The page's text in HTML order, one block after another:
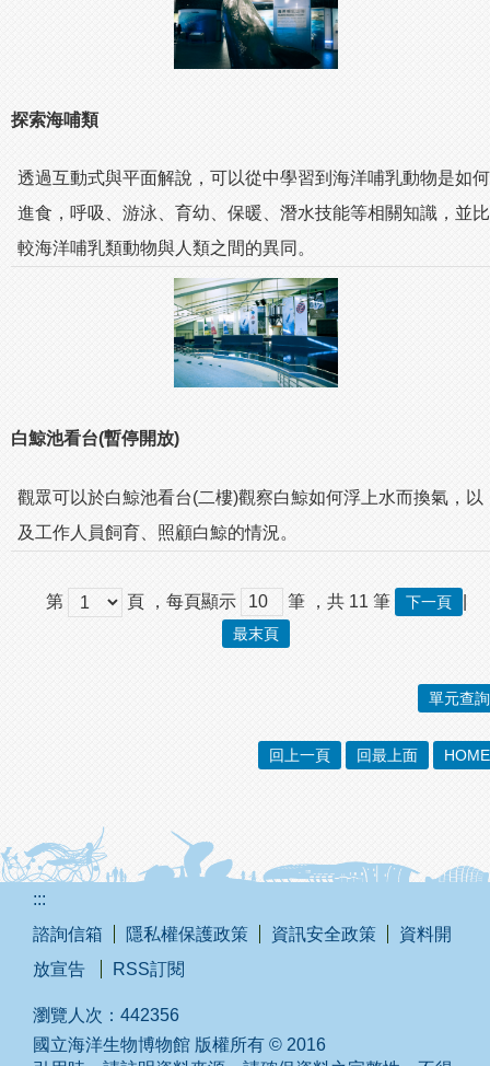
探索海哺類
透過互動式與平面解說，可以從中學習到海洋哺乳動物是如何
進食，呼吸、游泳、育幼、保暖、潛水技能等相關知識，並比
較海洋哺乳類動物與人類之間的異同。
白鯨池看台(暫停開放)
觀眾可以於白鯨池看台(二樓)觀察白鯨如何浮上水而換氣，以
及工作人員飼育、照顧白鯨的情況。
第 頁 ，每頁顯示 筆 ，共 11 筆 下一頁
最末頁
單元查詢
回上一頁 回最上面 HOME
:::
諮詢信箱
隱私權保護政策 資訊安全政策
資料開
放宣告
RSS訂閱
瀏覽人次： 442356
國立海洋生物博物館 版權所有 © 2016